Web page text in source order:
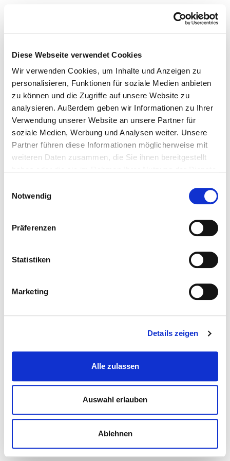
Diese Webseite verwendet Cookies
Wir verwenden Cookies, um Inhalte und Anzeigen zu
personalisieren, Funktionen für soziale Medien anbieten
zu können und die Zugriffe auf unsere Website zu
analysieren. Außerdem geben wir Informationen zu Ihrer
Verwendung unserer Website an unsere Partner für
soziale Medien, Werbung und Analysen weiter. Unsere
Partner führen diese Informationen möglicherweise mit
weiteren Daten zusammen, die Sie ihnen bereitgestellt
Notwendig
Präferenzen
Statistiken
Marketing
Details zeigen
Alle zulassen
Auswahl erlauben
Ablehnen